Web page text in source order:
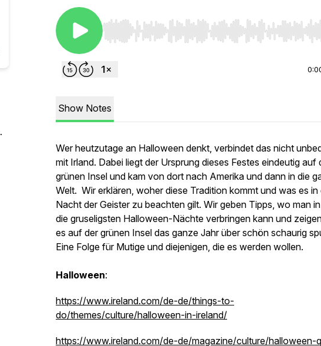
Use Left/Right to seek, Home/End to jump to start
Show Notes
Wer heutzutage an Halloween denkt, verbindet das nicht
mit Irland. Dabei liegt der Ursprung dieses Festes eindeutig auf
grünen Insel und kam von dort nach Amerika und dann in die
Welt. Wir erklären, woher diese Tradition kommt und was es in
Nacht der Geister zu beachten gilt. Wir geben Tipps, wo man
die gruseligsten Halloween-Nächte verbringen kann und
es auf der grünen Insel das ganze Jahr über schön schaurig
Eine Folge für Mutige und diejenigen, die es werden wollen.
Halloween:
https://www.ireland.com/de-de/things-to-
do/themes/culture/halloween-in-ireland/
https://www.ireland.com/de-de/magazine/culture/halloween-